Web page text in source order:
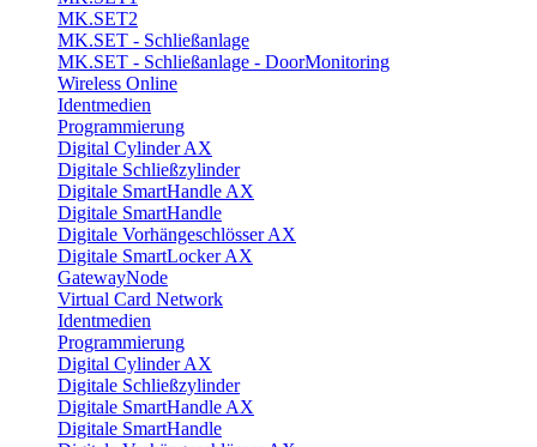
MK.SET2
MK.SET - Schließanlage
MK.SET - Schließanlage - DoorMonitoring
Wireless Online
Identmedien
Programmierung
Digital Cylinder AX
Digitale Schließzylinder
Digitale SmartHandle AX
Digitale SmartHandle
Digitale Vorhängeschlösser AX
Digitale SmartLocker AX
GatewayNode
Virtual Card Network
Identmedien
Programmierung
Digital Cylinder AX
Digitale Schließzylinder
Digitale SmartHandle AX
Digitale SmartHandle